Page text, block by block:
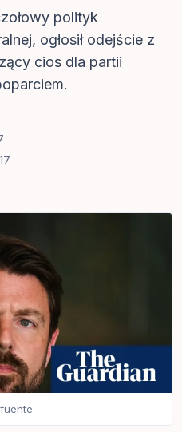
polityk
ogłosił odejście z
cios dla partii